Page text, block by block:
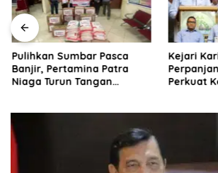
Pulihkan Sumbar Pasca
Banjir, Pertamina Patra
Niaga Turun Tangan
Kejari
Perkuat